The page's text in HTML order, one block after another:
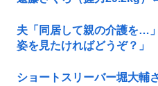
夫「同居して親の介護を…
姿を見たければどうぞ？」
ショートスリーバー堀大輔